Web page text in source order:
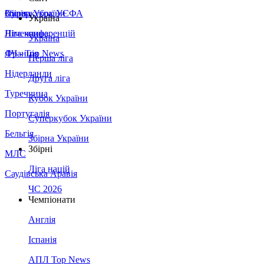
Збірна України
Італія
Німеччина
Франція
Нідерланди
Туреччина
Португалія
Бельгія
МЛС
Саудівська Аравія
Суперкубок УЄФА
Ліга конференцій
ЛЧ - Top News
Україна
Україна
Перша ліга
Друга ліга
Кубок України
Суперкубок України
Збірна України
Збірні
Ліга націй
ЧС 2026
Чемпіонати
Англія
Іспанія
АПЛ Top News